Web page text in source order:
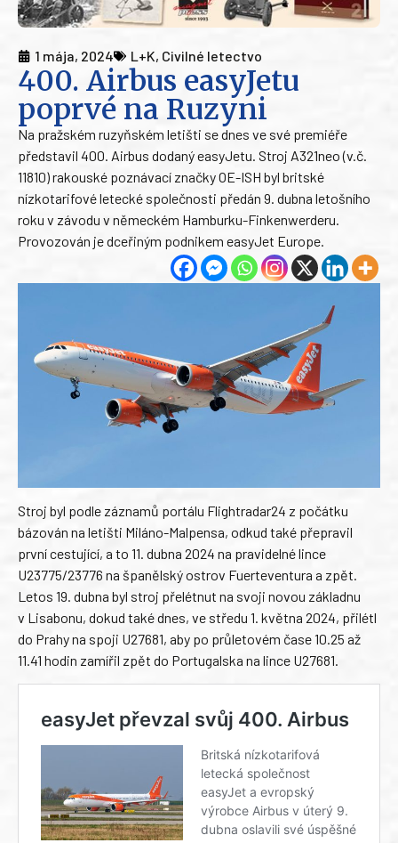
1 mája, 2024 L+K, Civilné letectvo
400. Airbus easyJetu
poprvé na Ruzyni
Na pražském ruzyňském letišti se dnes ve své premiéře
představil 400. Airbus dodaný easyJetu. Stroj A321neo (v.č.
11810) rakouské poznávací značky OE-ISH byl britské
nízkotarifové letecké společnosti předán 9. dubna letošního
roku v závodu v německém Hamburku-Finkenwerderu.
Provozován je dceřiným podnikem easyJet Europe.
Stroj byl podle záznamů portálu Flightradar24 z počátku
bázován na letišti Miláno-Malpensa, odkud také přepravil
první cestující, a to 11. dubna 2024 na pravidelné lince
U23775/23776 na španělský ostrov Fuerteventura a zpět.
Letos 19. dubna byl stroj přelétnut na svoji novou základnu
v Lisabonu, dokud také dnes, ve středu 1. května 2024, přilétl
do Prahy na spoji U27681, aby po průletovém čase 10.25 až
11.41 hodin zamířil zpět do Portugalska na lince U27681.